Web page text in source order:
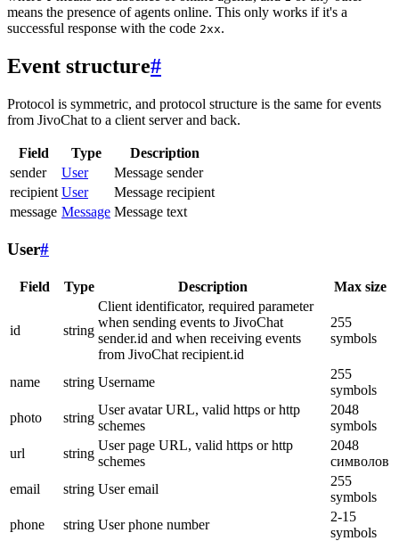
means the presence of agents online. This only works if it's a
successful response with the code 2xx.
Event structure#
Protocol is symmetric, and protocol structure is the same for events
from JivoChat to a client server and back.
Field Type
Description
sender
User
Message sender
recipient User
Message recipient
message Message Message text
User#
Field Type Description Max size
id string
Client identificator, required parameter
when sending events to JivoChat
sender.id and when receiving events
from JivoChat recipient.id
255
symbols
name string Username
255
symbols
photo
string
User avatar URL, valid https or http
schemes
2048
symbols
url
string
User page URL, valid https or http
schemes
2048
символов
email
string User email
255
symbols
phone
string User phone number
2-15
symbols